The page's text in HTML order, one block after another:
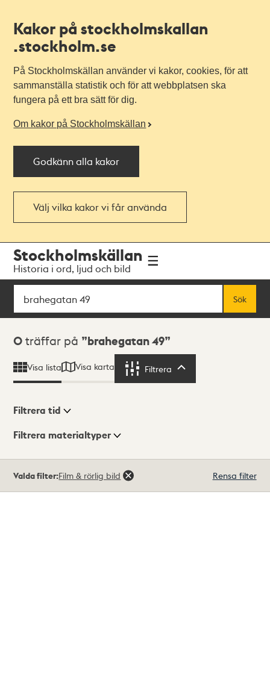
Kakor på stockholmskallan
.stockholm.se
På Stockholmskällan använder vi kakor, cookies, för att
sammanställa statistik och för att webbplatsen ska
fungera på ett bra sätt för dig.
Om kakor på Stockholmskällan
Godkänn alla kakor
Välj vilka kakor vi får använda
navigationen
huvudinnehållet
Stockholmskällan
Historia i ord, ljud och bild
Sök
Sök
Sökresultat
0 träffar på brahegatan 49
Visa lista Visa karta Filtrera
Visningsläge
Filtrera tid
Filtrera materialtyper
träffar
Valda filter:Film & rörlig bild Rensa filter